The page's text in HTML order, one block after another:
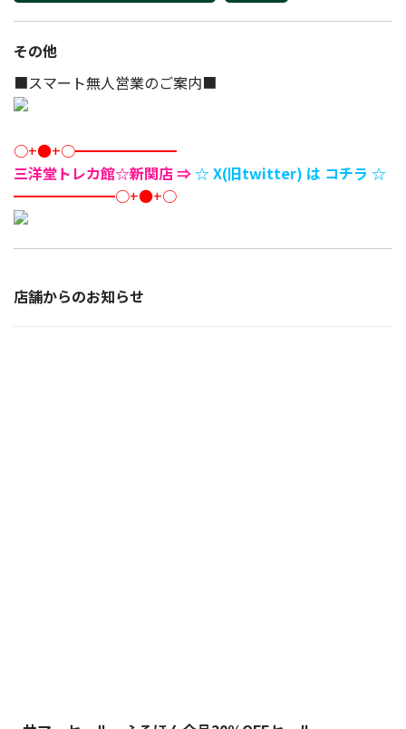
その他
■スマート無人営業のご案内■
○+●+○━━━━━━━
三洋堂トレカ館☆新関店 ⇒☆ X(旧twitter) は コチラ ☆
━━━━━━━○+●+○
店舗からのお知らせ